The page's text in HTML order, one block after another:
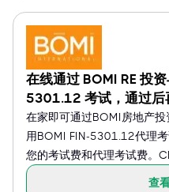
在线通过 BOMI RE 投
5301.12 考试，通过后
在家即可通过BOMI房地产
用BOMI FIN-5301.12代理
您的考试费和代理考试费。
查